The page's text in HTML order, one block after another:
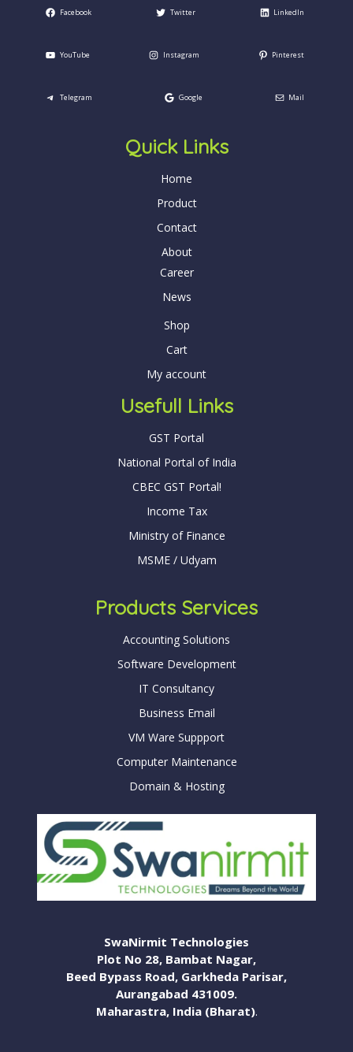
Facebook Twitter LinkedIn
YouTube Instagram Pinterest
Telegram Google Mail
Quick Links
Home
Product
Contact
About
Career
News
Shop
Cart
My account
Usefull Links
GST Portal
National Portal of India
CBEC GST Portal!
Income Tax
Ministry of Finance
MSME / Udyam
Products Services
Accounting Solutions
Software Development
IT Consultancy
Business Email
VM Ware Suppport
Computer Maintenance
Domain & Hosting
SwaNirmit Technologies
Plot No 28, Bambat Nagar,
Beed Bypass Road, Garkheda Parisar,
Aurangabad 431009.
Maharastra, India (Bharat).